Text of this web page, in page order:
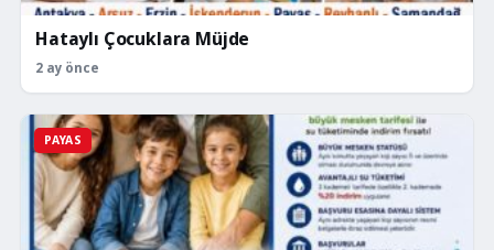
Hataylı Çocuklara Müjde
2 ay önce
PAYAS